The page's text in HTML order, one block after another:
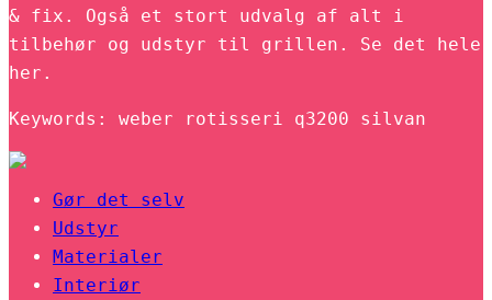
& fix. Også et stort udvalg af alt i
tilbehør og udstyr til grillen. Se det hele
her.
Keywords: weber rotisseri q3200 silvan
Gør det selv
Udstyr
Materialer
Interiør